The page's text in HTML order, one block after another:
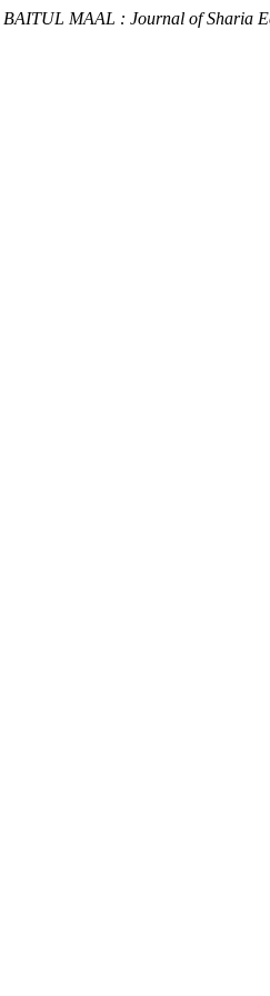
BAITUL MAAL : Journal of Sharia